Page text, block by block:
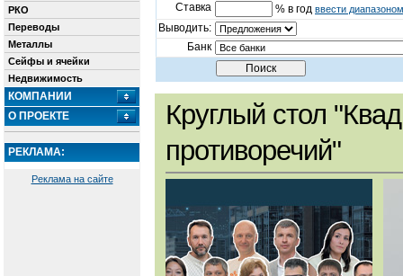
РКО
Переводы
Металлы
Сейфы и ячейки
Недвижимость
КОМПАНИИ
О ПРОЕКТЕ
РЕКЛАМА:
Реклама на сайте
Ставка % в год ввести диапазоном
Выводить:
Банк
Круглый стол
противоречий"